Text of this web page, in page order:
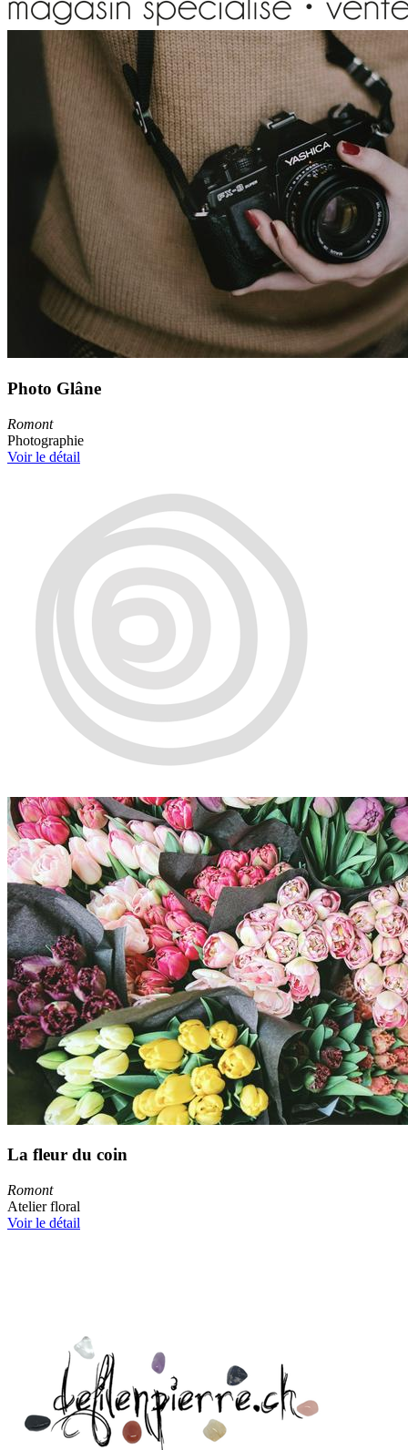
Photo Glâne
Romont
Photographie
Voir le détail
La fleur du coin
Romont
Atelier floral
Voir le détail